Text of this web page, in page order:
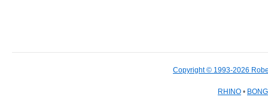
Copyright © 1993-2026
RHINO •